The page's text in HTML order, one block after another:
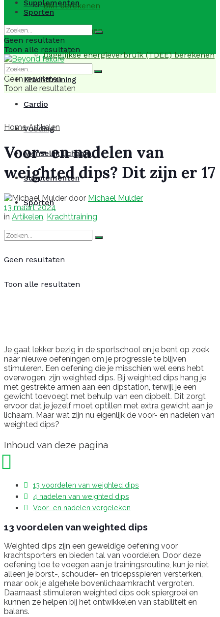
BMI berekenen
BMR berekenen
Dagelijkse energieverbruik (TDEE) berekenen
Krachttraining
Cardio
Voeding
Menselijk lichaam
Supplementen
Sporten
Geen resultaten
Toon alle resultaten
Supplementen
Sporten
Geen resultaten
Toon alle resultaten
Geen resultaten
Toon alle resultaten
Home Artikelen
Voor- en nadelen van
weighted dips? Dit zijn er 17
door Michael Mulder
13 maart 2024
in Artikelen, Krachttraining
Je gaat lekker bezig in de sportschool en je bent op zoek
naar nieuwe oefeningen om je progressie te blijven
stimuleren. Een oefening die je misschien wel eens hebt
overwogen, zijn weighted dips. Bij weighted dips hang je
met gestrekte armen aan een dipstation, terwijl je een
gewicht toevoegt met behulp van een dipbelt. Dit zorgt
ervoor dat je jezelf moet optillen met extra gewicht aan je
lichaam. Maar wat zijn nu eigenlijk de voor- en nadelen van
weighted dips?
Inhoud van deze pagina
13 voordelen van weighted dips
4 nadelen van weighted dips
Voor- en nadelen vergeleken
13 voordelen van weighted dips
Weighted dips zijn een geweldige oefening voor
krachtsporters en bieden tal van voordelen. Door deze
oefening toe te voegen aan je trainingsroutine, kun je niet
alleen je borst-, schouder- en tricepsspieren versterken,
maar ook je algehele bovenlichaamkracht vergroten.
Daarnaast stimuleren weighted dips ook spiergroei en
kunnen ze helpen bij het ontwikkelen van stabiliteit en
balans.